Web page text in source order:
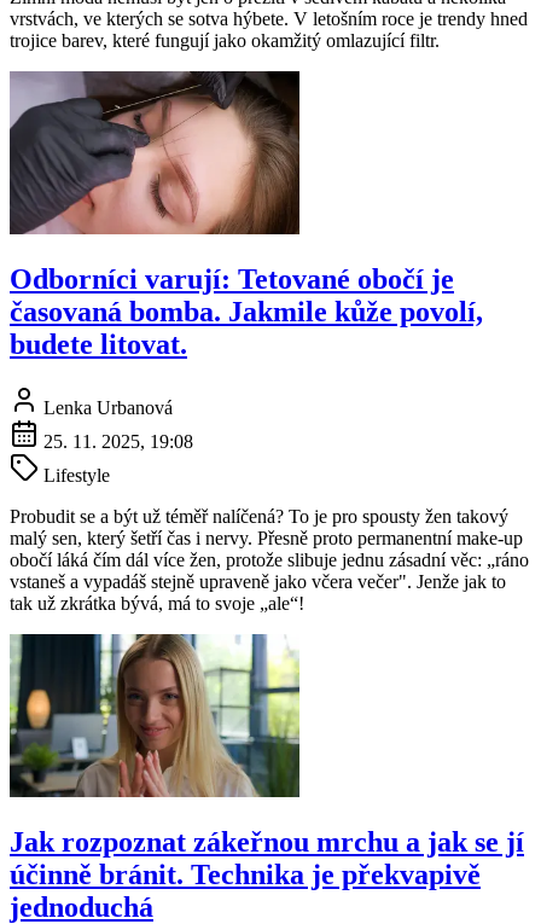
vrstvách, ve kterých se sotva hýbete. V letošním roce je trendy hned
trojice barev, které fungují jako okamžitý omlazující filtr.
Odborníci varují: Tetované obočí je
časovaná bomba. Jakmile kůže povolí,
budete litovat.
Lenka Urbanová
25. 11. 2025, 19:08
Lifestyle
Probudit se a být už téměř nalíčená? To je pro spousty žen takový
malý sen, který šetří čas i nervy. Přesně proto permanentní make-up
obočí láká čím dál více žen, protože slibuje jednu zásadní věc: „ráno
vstaneš a vypadáš stejně upraveně jako včera večer". Jenže jak to
tak už zkrátka bývá, má to svoje „ale“!
Jak rozpoznat zákeřnou mrchu a jak se jí
účinně bránit. Technika je překvapivě
jednoduchá